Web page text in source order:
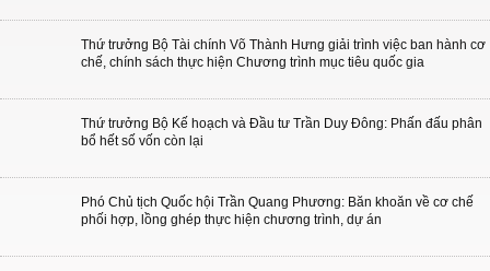
Thứ trưởng Bộ Tài chính Võ Thành Hưng giải trình việc ban hành cơ
chế, chính sách thực hiện Chương trình mục tiêu quốc gia
Thứ trưởng Bộ Kế hoạch và Đầu tư Trần Duy Đông: Phấn đấu phân
bổ hết số vốn còn lại
Phó Chủ tịch Quốc hội Trần Quang Phương: Băn khoăn về cơ chế
phối hợp, lồng ghép thực hiện chương trình, dự án